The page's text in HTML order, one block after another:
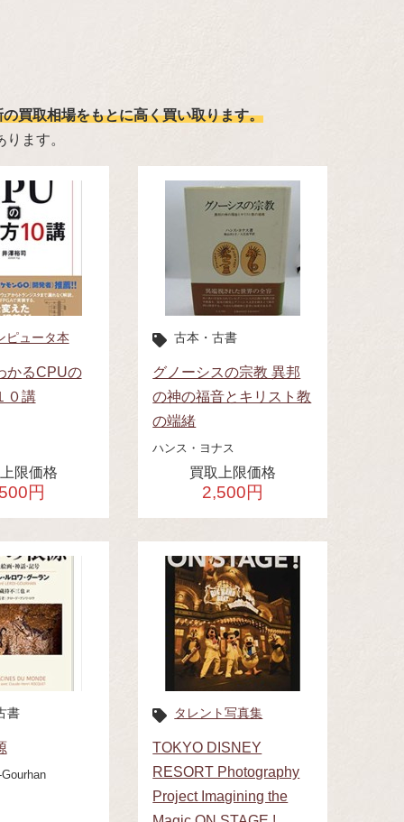
の買取相場をもとに高く買い取ります。
ます。
ピュータ本
かるCPUの
０講
限価格
円
古本・古書
グノーシスの宗教 異邦
の神の福音とキリスト教
の端緒
ハンス・ヨナス
買取上限価格
2,500円
書 タレント写真集
TOKYO DISNEY
RESORT Photography
Project Imagining the